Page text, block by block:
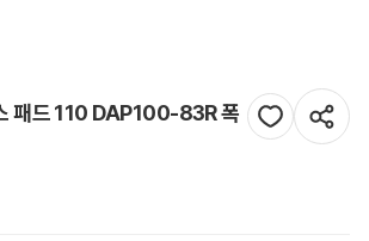
패드 110 DAP100-83R 폭